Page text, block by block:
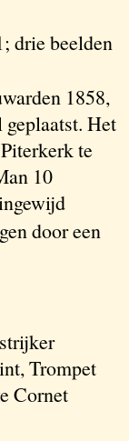
drie beelden
1858,
geplaatst. Het
te
10
door een
Trompet
Cornet